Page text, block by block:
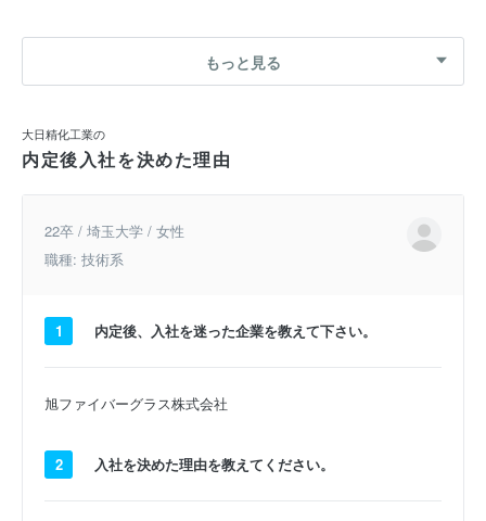
もっと見る
大日精化工業の
内定後入社を決めた理由
22卒 / 埼玉大学 / 女性
職種: 技術系
1 内定後、入社を迷った企業を教えて下さい。
旭ファイバーグラス株式会社
2 入社を決めた理由を教えてください。